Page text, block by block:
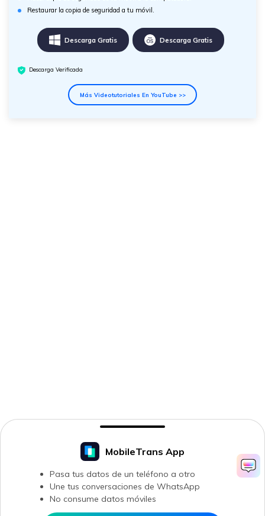
MobileTrans App
Pasa tus datos de un teléfono a otro
Une tus conversaciones de WhatsApp
No consume datos móviles
Restaurar la copia de seguridad a tu móvil.
Descarga Gratis Descarga Gratis
Descarga Verificada
Más Videotutoriales En YouTube >>